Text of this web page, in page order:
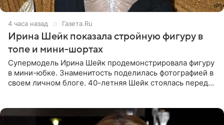
4 часа назад Газета.Ru
Ирина Шейк показала стройную фигуру в
топе и мини-шортах
Супермодель Ирина Шейк продемонстрировала фигуру
в мини-юбке. Знаменитость поделилась фотографией в
своем личном блоге. 40-летняя Шейк стоялась перед